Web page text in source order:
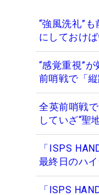
“強風洗礼”
にしておけば
“感覚重視”
前哨戦で「
全英前哨戦
していざ“聖
「ISPS
最終日のハイ
「ISPS